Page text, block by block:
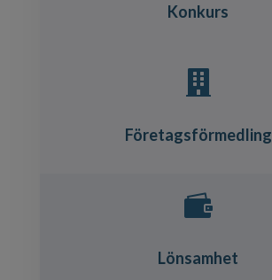
Konkurs

Företagsförmedling

Lönsamhet